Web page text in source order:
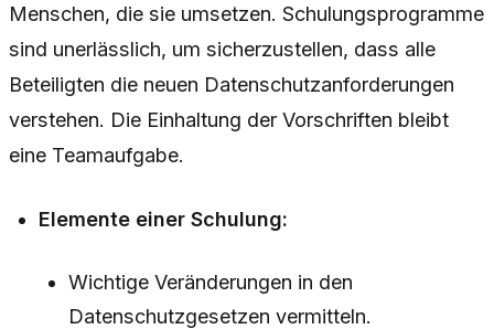
Menschen, die sie umsetzen. Schulungsprogramme
sind unerlässlich, um sicherzustellen, dass alle
Beteiligten die neuen Datenschutzanforderungen
verstehen. Die Einhaltung der Vorschriften bleibt
eine Teamaufgabe.
Elemente einer Schulung:
Wichtige Veränderungen in den
Datenschutzgesetzen vermitteln.